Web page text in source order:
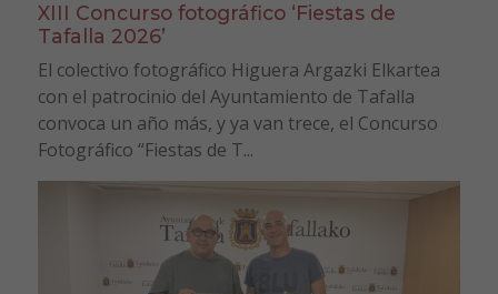
XIII Concurso fotográfico ‘Fiestas de
Tafalla 2026’
El colectivo fotográfico Higuera Argazki Elkartea
con el patrocinio del Ayuntamiento de Tafalla
convoca un año más, y ya van trece, el Concurso
Fotográfico “Fiestas de T...